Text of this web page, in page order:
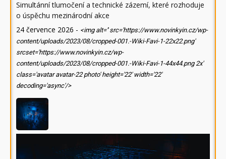
Simultánní tlumočení a technické zázemí, které rozhoduje
o úspěchu mezinárodní akce
24 července 2026 - <img alt='' src='https://www.novinkyin.cz/wp-
content/uploads/2023/08/cropped-001.-Wiki-Favi-1-22x22.png'
srcset='https://www.novinkyin.cz/wp-
content/uploads/2023/08/cropped-001.-Wiki-Favi-1-44x44.png 2x'
class='avatar avatar-22 photo' height='22' width='22'
decoding='async'/>